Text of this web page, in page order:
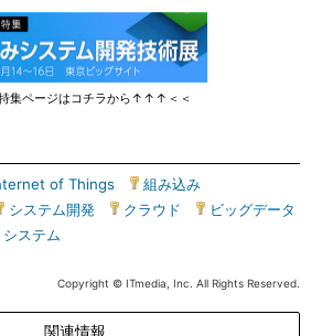
ページはコチラから↑↑↑＜＜
of Things 組み込み
システム開発 クラウド
ビッグデータ
ステム
Copyright © ITmedia, Inc. All Rights Reserved.
関連情報